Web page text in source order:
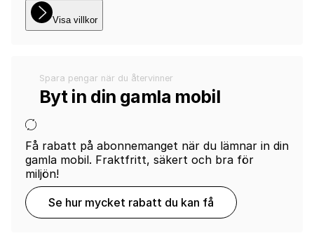
Visa villkor
Spara pengar när du återvinner
Byt in din gamla mobil
Få rabatt på abonnemanget när du lämnar in din
gamla mobil. Fraktfritt, säkert och bra för
miljön!
Se hur mycket rabatt du kan få